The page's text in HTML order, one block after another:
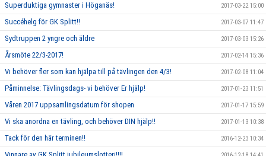
Superduktiga gymnaster i Höganäs! 2017-03-22 15:00
Succéhelg för GK Splitt!! 2017-03-07 11:47
Sydtruppen 2 yngre och äldre 2017-03-03 15:26
Årsmöte 22/3-2017! 2017-02-14 15:36
Vi behöver fler som kan hjälpa till på tävlingen den 4/3! 2017-02-08 11:04
Påminnelse: Tävlingsdags- vi behöver Er hjälp! 2017-01-23 11:51
Våren 2017 uppsamlingsdatum för shopen 2017-01-17 15:59
Vi ska anordna en tävling, och behöver DIN hjälp!! 2017-01-13 10:38
Tack för den här terminen!! 2016-12-23 10:34